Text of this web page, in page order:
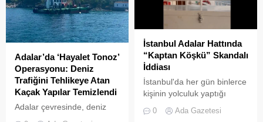
leyleğin Adalar
semalarındaki süzülüşü cep
telefonu kameralarına
yansıdı. Marmara Denizi ve
gökyüzünde süzülen
devasa leylek sürüsü,
izleyenlere adeta görsel bir
şölen sundu. Sürüler
halinde termal hava...
kaldığını bir kez daha gözler
önüne serdi. Adalar’da
UKOME (Ulaşım
Koordinasyon Merkezi)
kararları doğrultusunda
ticari amaçlı elektrikli bisiklet
ve scooter kiralama
faaliyetleri yasaklanmış
durumda....
Adalar’da ‘Hayalet Tonoz’
Operasyonu: Deniz
Trafiğini Tehlikeye Atan
Kaçak Yapılar Temizlendi
Adalar çevresinde, deniz
trafiğini tehlikeye sokan ve
İstanbul Adalar Hattında
“Kaptan Köşkü” Skandalı
İddiası
İstanbul'da her gün binlerce
kişinin yolculuk yaptığı
görüntüler "bu kadarına da
0 Ada Gazetesi